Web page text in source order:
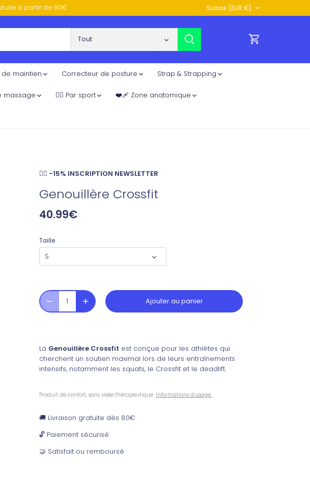
à partir de 80€ Devise
Suisse (EUR €)
Tout
maintien Correcteur de posture Strap & Strapping
massage 🏃‍♀️ Par sport ❤️‍🩹 Zone anatomique
👉🏼 -15% INSCRIPTION NEWSLETTER
Genouillère Crossfit
40.99€
Taille
S
Ajouter au panier
La Genouillère Crossfit est conçue pour les athlètes qui
cherchent un soutien maximal lors de leurs entraînements
intensifs, notamment les squats, le Crossfit et le deadlift.
Produit de confort, sans visée thérapeutique. Informations d’usage.
🚚 Livraison gratuite dès 80€
🔓 Paiement sécurisé
🤝 Satisfait ou remboursé